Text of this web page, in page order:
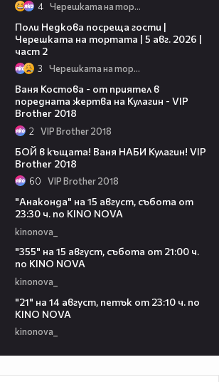
4 Черешката на тортата
Поли Недкова посреща гости |
Черешката на тортата | 5 авг. 2026 |
част 2
3 Черешката на тортата
Ваня Костова - от приятел в
поредната жертва на Кулагин - VIP
Brother 2018
2 VIP Brother 2018
БОЙ в къщата! Ваня НАБИ Кулагин! VIP
Brother 2018
60 VIP Brother 2018
"Анаконда" на 15 август, събота от
23:30 ч. по KINO NOVA
kinonova_
"355" на 15 август, събота от 21:00 ч.
по KINO NOVA
kinonova_
"21" на 14 август, петък от 23:10 ч. по
KINO NOVA
kinonova_